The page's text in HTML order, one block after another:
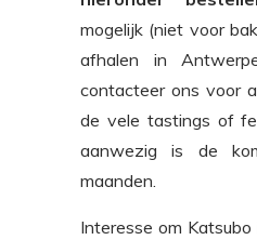
mogelijk (niet voor
afhalen in
contacteer ons voor
de vele tastings of
aanwezig is de
maanden.
Interesse om